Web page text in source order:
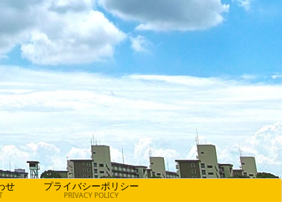
せ プライバシーポリシー
PRIVACY POLICY